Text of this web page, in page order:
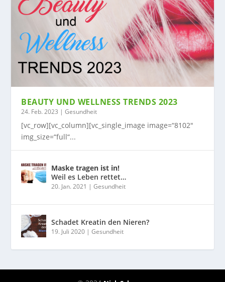
BEAUTY UND WELLNESS TRENDS 2023
24. Feb. 2023 |Gesundheit
[vc_row][vc_column][vc_single_image image=“8102″
img_size=“full“...
Maske tragen ist in!
Weil es Leben rettet…
20. Jan. 2021 |Gesundheit
Schadet Kreatin den Nieren?
19. Juli 2020 |Gesundheit